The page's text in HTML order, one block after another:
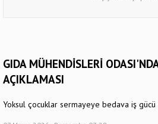
GIDA MÜHENDİSLERİ
AÇIKLAMASI
Yoksul çocuklar sermayeye bedava iş gücü